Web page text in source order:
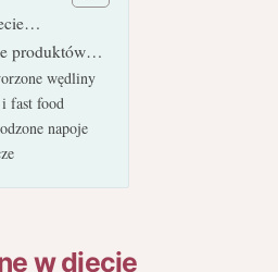
produktów…
wędliny
fast food
napoje
w diecie